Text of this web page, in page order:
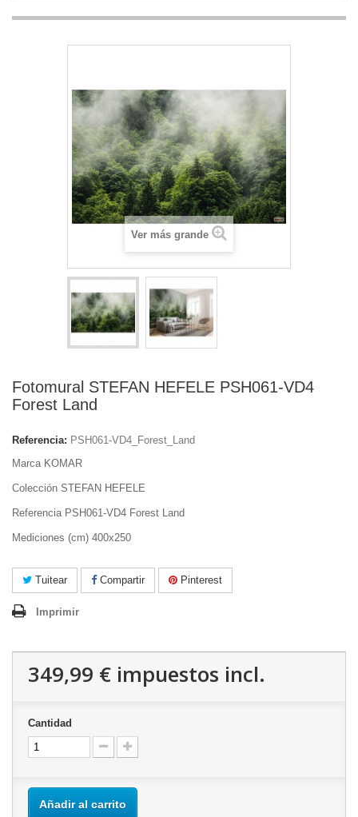
Ver más grande
Fotomural STEFAN HEFELE PSH061-VD4
Forest Land
Referencia: PSH061-VD4_Forest_Land
Marca KOMAR
Colección STEFAN HEFELE
Referencia PSH061-VD4 Forest Land
Mediciones (cm) 400x250
Tuitear Compartir Pinterest
Imprimir
349,99 € impuestos incl.
Cantidad
Añadir al carrito